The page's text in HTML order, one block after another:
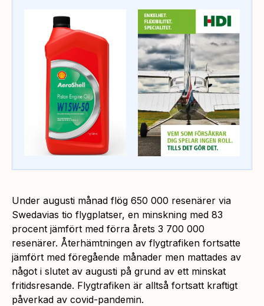
Under augusti månad flög 650 000 resenärer via
Swedavias tio flygplatser, en minskning med 83
procent jämfört med förra årets 3 700 000
resenärer. Återhämtningen av flygtrafiken fortsatte
jämfört med föregående månader men mattades av
något i slutet av augusti på grund av ett minskat
fritidsresande. Flygtrafiken är alltså fortsatt kraftigt
påverkad av covid-pandemin.